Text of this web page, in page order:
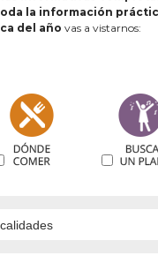
la información
del año vas a vistarnos: